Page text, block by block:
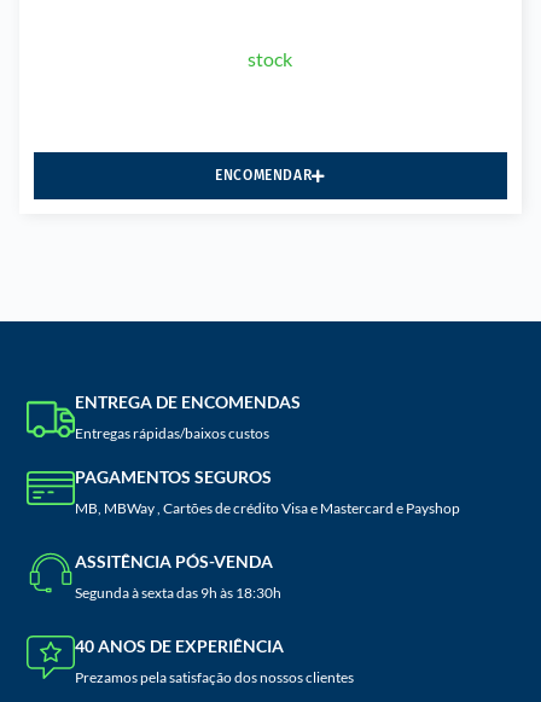
stock
ENCOMENDAR
ENTREGA DE ENCOMENDAS
Entregas rápidas/baixos custos
PAGAMENTOS SEGUROS
MB, MBWay , Cartões de crédito Visa e Mastercard e Payshop
ASSITÊNCIA PÓS-VENDA
Segunda à sexta das 9h às 18:30h
40 ANOS DE EXPERIÊNCIA
Prezamos pela satisfação dos nossos clientes